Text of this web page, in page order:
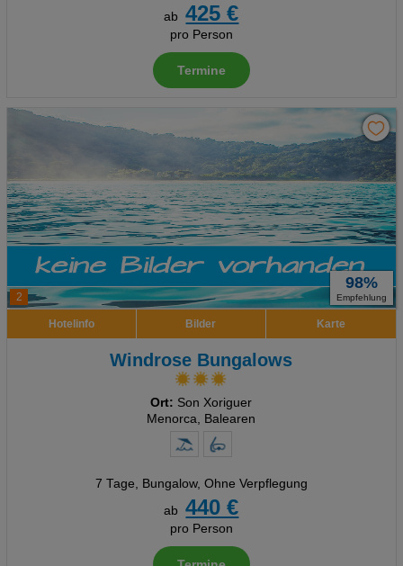
ab
425 €
pro Person
Termine
2
98%
Empfehlung
Hotelinfo Bilder Karte
Windrose Bungalows
Ort: Son Xoriguer
Menorca, Balearen
7 Tage, Bungalow, Ohne Verpflegung
ab
440 €
pro Person